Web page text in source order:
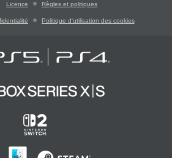
Licence Règles et politiques
Politique d'utilisation des cookies